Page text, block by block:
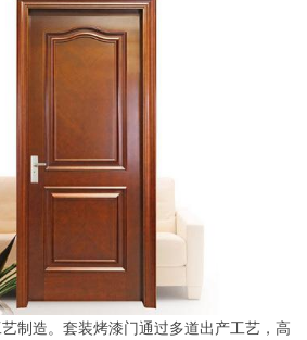
造。套装烤漆门通过多道出产工艺，高